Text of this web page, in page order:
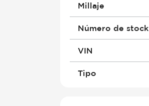
Millaje
Número de stock
VIN
Tipo